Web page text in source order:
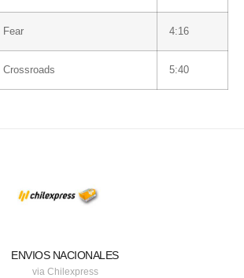
Fear 4:16
Crossroads 5:40
ENVIOS NACIONALES
via Chilexpress